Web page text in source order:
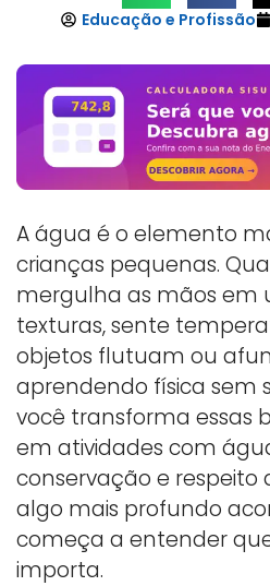
Educação e Profissão
A água é o elemento
crianças pequenas.
mergulha as mãos em
texturas, sente
objetos flutuam ou
aprendendo física sem
você transforma essas
em atividades com
conservação e respeito
algo mais profundo
começa a entender
importa.